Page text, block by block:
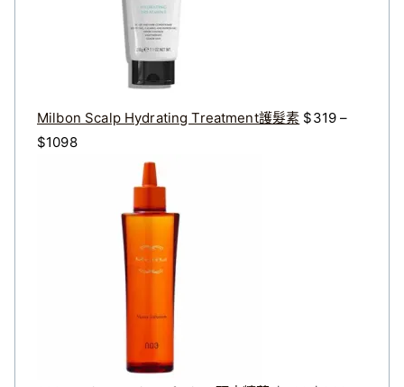
Milbon Scalp Hydrating Treatment護髮素 $319 –
$1098價